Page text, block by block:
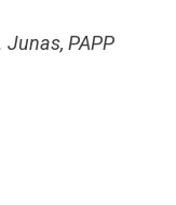
Junas, PAPP